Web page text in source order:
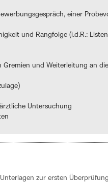
einer
und Rangfolge (i.d.R.:
und Weiterleitung an
Untersuchung
zur ersten